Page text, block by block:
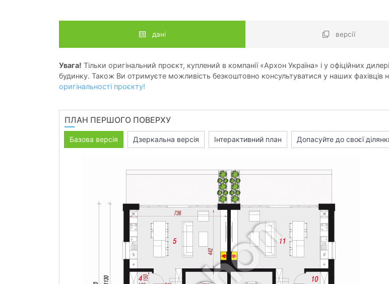
дані версії
Увага! Тільки оригінальний проєкт, куплений в компанії «Архон Україна» і у офіційних
будинку. Також Ви отримуєте можливість безкоштовно консультуватися у наших фахівців
оригінальності проєкту!
ПЛАН ПЕРШОГО ПОВЕРХУ
Базова версія Дзеркальна версія Інтерактивний план Допасуйте до своєї